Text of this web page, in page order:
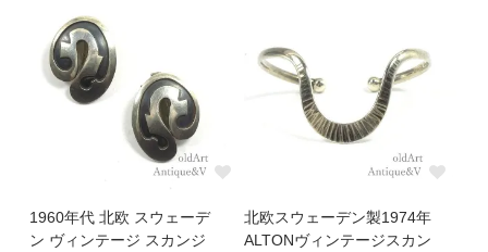
1960年代 北欧 スウェーデ
ン ヴィンテージ スカンジ
北欧スウェーデン製1974年
ALTONヴィンテージスカン